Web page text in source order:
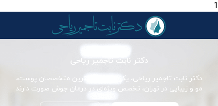
1
دکتر نابت تاجمیر ریاحی
دکتر نابت تاجمیر ریاحی، یکی از برجسته‌ترین متخصصان پوست،
مو و زیبایی در تهران، تخصص ویژه‌ای در درمان جوش صورت دارند